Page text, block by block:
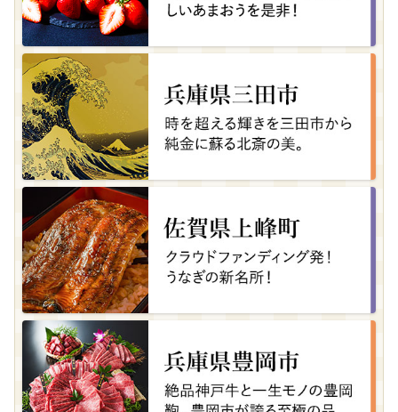
秋田県仙北市
🌾数量限定🍚無洗米あきたこまち10kg🍙今だけ
🌾
08月07日(金) 16時08分
岐阜県北方町
【訳あり品】先行予約 令和8年11月中旬順次発
送 富有柿 ( 8個 ／ 1.8kg ) 1箱
08月07日(金) 16時05分
宮城県石巻市